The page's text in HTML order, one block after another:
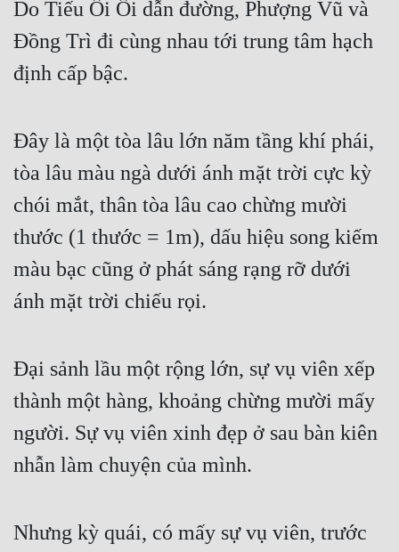
Do Tiếu Ôi Ôi dẫn đường, Phượng Vũ và
Đồng Trì đi cùng nhau tới trung tâm hạch
định cấp bậc.
Đây là một tòa lâu lớn năm tầng khí phái,
tòa lâu màu ngà dưới ánh mặt trời cực kỳ
chói mắt, thân tòa lâu cao chừng mười
thước (1 thước = 1m), dấu hiệu song kiếm
màu bạc cũng ở phát sáng rạng rỡ dưới
ánh mặt trời chiếu rọi.
Đại sảnh lầu một rộng lớn, sự vụ viên xếp
thành một hàng, khoảng chừng mười mấy
người. Sự vụ viên xinh đẹp ở sau bàn kiên
nhẫn làm chuyện của mình.
Nhưng kỳ quái, có mấy sự vụ viên, trước